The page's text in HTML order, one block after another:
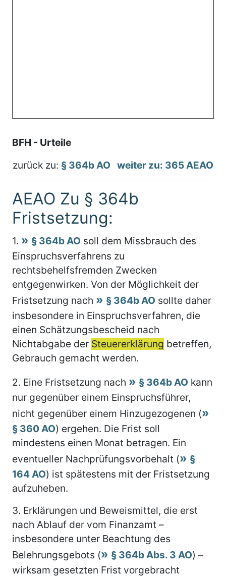
BFH - Urteile
zurück zu: § 364b AO weiter zu: 365 AEAO
AEAO Zu § 364b
Fristsetzung:
1. § 364b AO soll dem Missbrauch des
Einspruchsverfahrens zu
rechtsbehelfsfremden Zwecken
entgegenwirken. Von der Möglichkeit der
Fristsetzung nach
§ 364b AO sollte daher
insbesondere in Einspruchsverfahren, die
einen Schätzungsbescheid nach
Nichtabgabe der Steuererklärung betreffen,
Gebrauch gemacht werden.
2. Eine Fristsetzung nach § 364b AO kann
nur gegenüber einem Einspruchsführer,
nicht gegenüber einem Hinzugezogenen (
§ 360 AO) ergehen. Die Frist soll
mindestens einen Monat betragen. Ein
eventueller Nachprüfungsvorbehalt (
§
164 AO) ist spätestens mit der Fristsetzung
aufzuheben.
3. Erklärungen und Beweismittel, die erst
nach Ablauf der vom Finanzamt –
insbesondere unter Beachtung des
Belehrungsgebots (
§ 364b Abs. 3 AO) –
wirksam gesetzten Frist vorgebracht